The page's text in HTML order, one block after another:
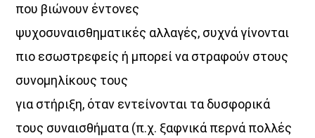
που βιώνουν έντονες
ψυχοσυναισθηματικές αλλαγές, συχνά γίνονται
πιο εσωστρεφείς ή μπορεί να στραφούν στους
συνομηλίκους τους
για στήριξη, όταν εντείνονται τα δυσφορικά
τους συναισθήματα (π.χ. ξαφνικά περνά πολλές